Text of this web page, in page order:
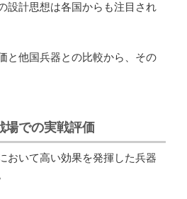
設計思想は各国からも注目され
と他国兵器との比較から、その
場での実戦評価
おいて高い効果を発揮した兵器